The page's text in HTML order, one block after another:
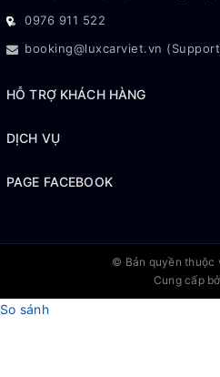
0976 911 522
booking@luxcarviet.vn
HỖ TRỢ KHÁCH HÀNG
DỊCH VỤ
PAGE FACEBOOK
© Bản quyền thuộc
Cung cấp
So sánh